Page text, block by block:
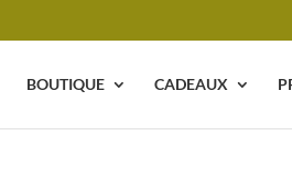
BOUTIQUE CADEAUX